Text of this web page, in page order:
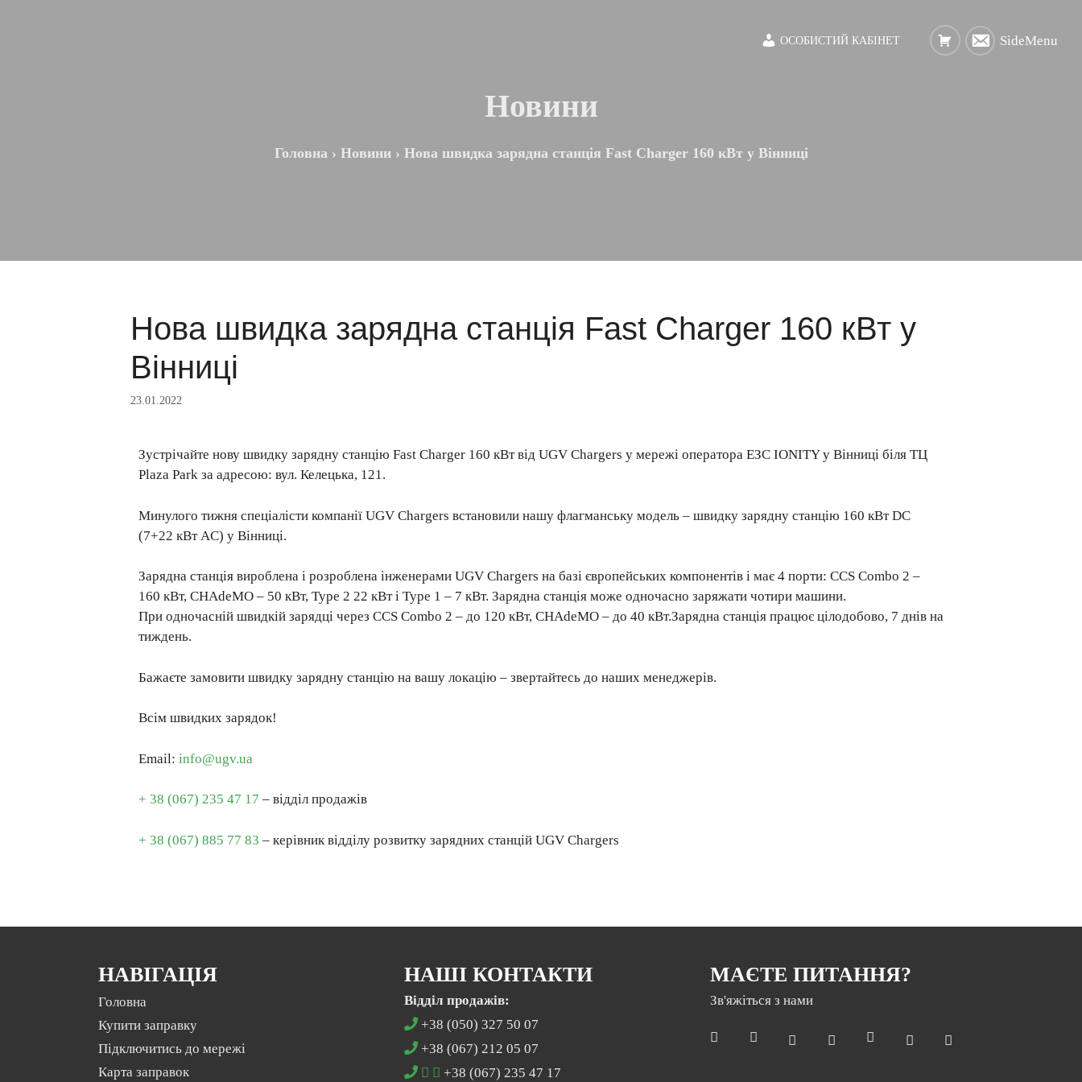
ОСОБИСТИЙ КАБІНЕТ SideMenu
Новини
Головна › Новини› Нова швидка зарядна станція Fast Charger 160 кВт у Вінниці
Нова швидка зарядна станція Fast Charger 160 кВт у
Вінниці
23.01.2022
Зустрічайте нову швидку зарядну станцію Fast Charger 160 кВт від UGV Chargers у мережі оператора ЕЗС ІONITY у Вінниці біля ТЦ
Plaza Park за адресою: вул. Келецька, 121.
Минулого тижня спеціалісти компанії UGV Chargers встановили нашу флагманську модель – швидку зарядну станцію 160 кВт DC
(7+22 кВт AC) у Вінниці.
Зарядна станція вироблена і розроблена інженерами UGV Chargers на базі європейських компонентів і має 4 порти: CCS Combo 2 –
160 кВт, CHAdeMO – 50 кВт, Type 2 22 кВт і Type 1 – 7 кВт. Зарядна станція може одночасно заряжати чотири машини.
При одночасній швидкій зарядці через CCS Combo 2 – до 120 кВт, CHAdeMO – до 40 кВт.Зарядна станція працює цілодобово, 7 днів на
тиждень.
Бажаєте замовити швидку зарядну станцію на вашу локацію – звертайтесь до наших менеджерів.
Всім швидких зарядок!
Email: info@ugv.ua
+ 38 (067) 235 47 17 – відділ продажів
+ 38 (067) 885 77 83 – керiвник відділу розвитку зарядних станцiй UGV Chargers
НАВІГАЦІЯ
Головна
Купити заправку
Підключитись до мережі
Карта заправок
НАШІ КОНТАКТИ
Відділ продажів:
+38 (050) 327 50 07
+38 (067) 212 05 07
+38 (067) 235 47 17
МАЄТЕ ПИТАННЯ?
Зв'яжіться з нами